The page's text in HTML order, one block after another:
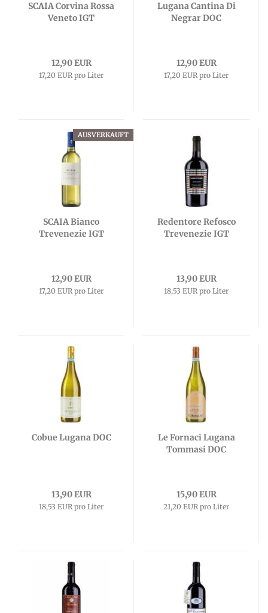
SCAIA Corvina Rossa
Veneto IGT
12,90 EUR
17,20 EUR pro Liter
Lugana Cantina Di
Negrar DOC
12,90 EUR
17,20 EUR pro Liter
AUSVERKAUFT
SCAIA Bianco
Trevenezie IGT
12,90 EUR
17,20 EUR pro Liter
Redentore Refosco
Trevenezie IGT
13,90 EUR
18,53 EUR pro Liter
Cobue Lugana DOC
13,90 EUR
18,53 EUR pro Liter
Le Fornaci Lugana
Tommasi DOC
15,90 EUR
21,20 EUR pro Liter